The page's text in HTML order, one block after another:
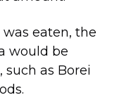
eaten, the
would be
as Borei